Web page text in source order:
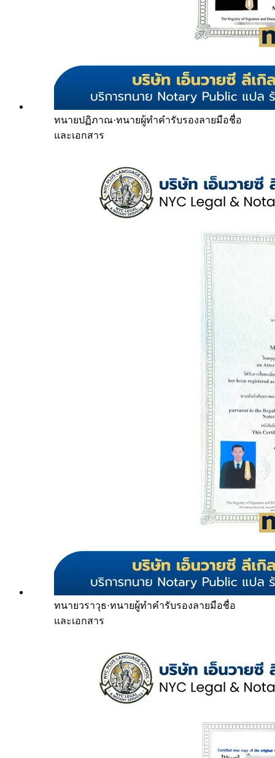
ทนายปฏิภาณ·ทนายผู้ทำคำรับรองลายมือชื่อ
และเอกสาร
ทนายวราวุธ·ทนายผู้ทำคำรับรองลายมือชื่อ
และเอกสาร